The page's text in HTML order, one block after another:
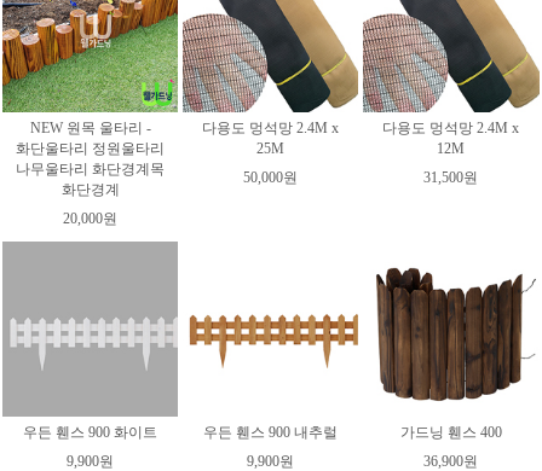
NEW 원목 울타리 -
화단울타리 정원울타리
나무울타리 화단경계목
화단경계
20,000원
다용도 멍석망 2.4M x
25M
50,000원
다용도 멍석망 2.4M x
12M
31,500원
우든 휀스 900 화이트
9,900원
우든 휀스 900 내추럴
9,900원
가드닝 휀스 400
36,900원